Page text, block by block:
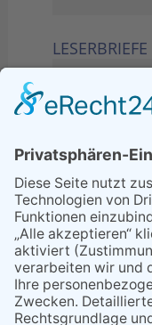
LESERBRIEFE
21.04.2026
11.03.2026
04.02.2026